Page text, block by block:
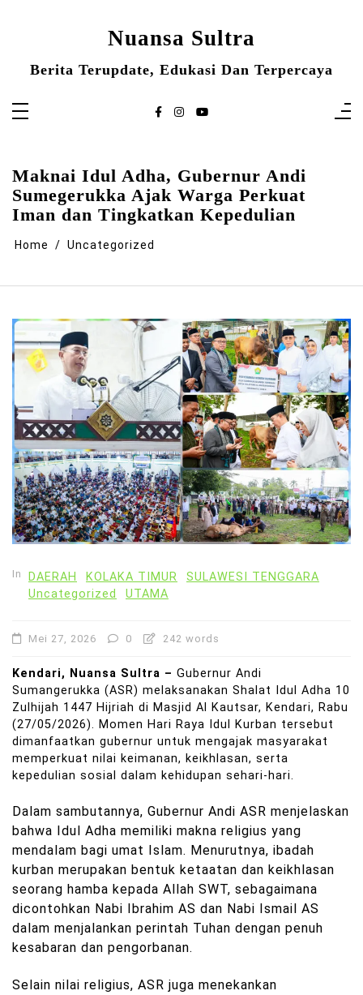
Nuansa Sultra
Berita Terupdate, Edukasi Dan Terpercaya
Maknai Idul Adha, Gubernur Andi
Sumegerukka Ajak Warga Perkuat
Iman dan Tingkatkan Kepedulian
Home Uncategorized
In DAERAH KOLAKA TIMUR
SULAWESI TENGGARA
Uncategorized
UTAMA
Mei 27, 2026 0 242 words
Kendari, Nuansa Sultra – Gubernur Andi
Sumangerukka (ASR) melaksanakan Shalat Idul Adha 10
Zulhijah 1447 Hijriah di Masjid Al Kautsar, Kendari, Rabu
(27/05/2026). Momen Hari Raya Idul Kurban tersebut
dimanfaatkan gubernur untuk mengajak masyarakat
memperkuat nilai keimanan, keikhlasan, serta
kepedulian sosial dalam kehidupan sehari-hari.
Dalam sambutannya, Gubernur Andi ASR menjelaskan
bahwa Idul Adha memiliki makna religius yang
mendalam bagi umat Islam. Menurutnya, ibadah
kurban merupakan bentuk ketaatan dan keikhlasan
seorang hamba kepada Allah SWT, sebagaimana
dicontohkan Nabi Ibrahim AS dan Nabi Ismail AS
dalam menjalankan perintah Tuhan dengan penuh
kesabaran dan pengorbanan.
Selain nilai religius, ASR juga menekankan